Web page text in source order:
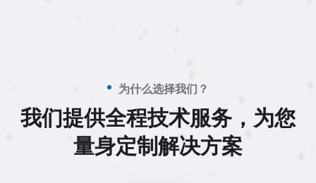
为什么选择我们？
我们提供全程技术服务，为您
量身定制解决方案